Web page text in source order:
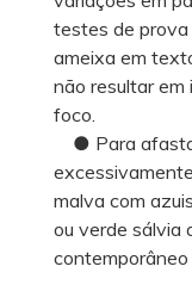
testes de prova
ameixa em
não resultar
foco.
● Para
malva com
ou verde sálvia
contemporâneo